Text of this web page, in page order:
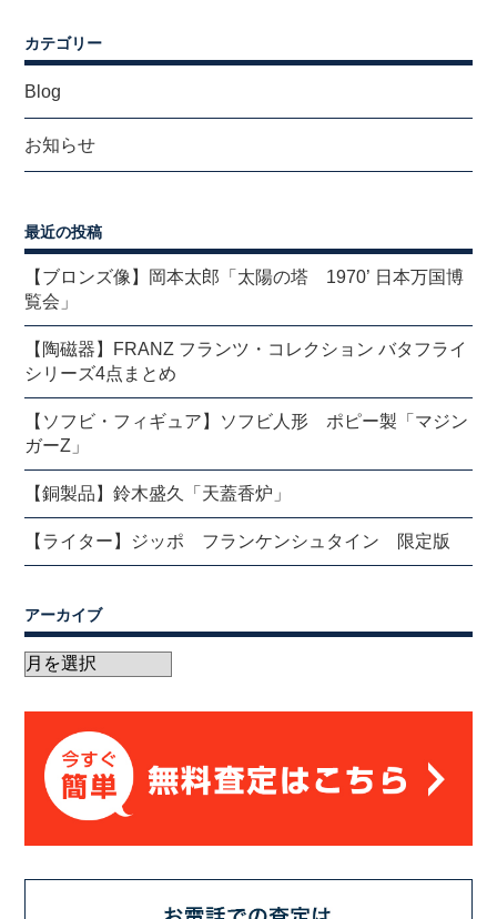
カテゴリー
Blog
お知らせ
最近の投稿
【ブロンズ像】岡本太郎「太陽の塔 1970’ 日本万国博
覧会」
【陶磁器】FRANZ フランツ・コレクション バタフライ
シリーズ4点まとめ
【ソフビ・フィギュア】ソフビ人形 ポピー製「マジン
ガーZ」
【銅製品】鈴木盛久「天蓋香炉」
【ライター】ジッポ フランケンシュタイン 限定版
アーカイブ